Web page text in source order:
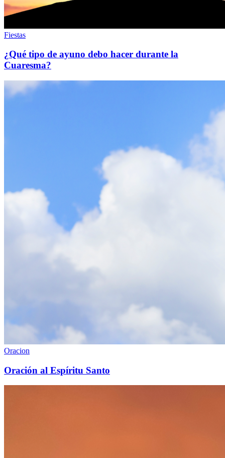
Fiestas
¿Qué tipo de ayuno debo hacer durante la
Cuaresma?
Oracion
Oración al Espíritu Santo